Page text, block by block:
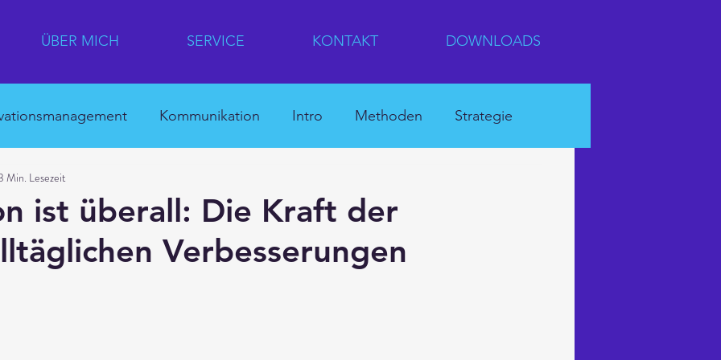
ÜBER MICH SERVICE KONTAKT DOWNLOADS
Kommunikation Intro Methoden Strategie
HR Japanische Innovationslandkarte
ist überall: Die Kraft der
Verbesserungen
Min. Lesezeit